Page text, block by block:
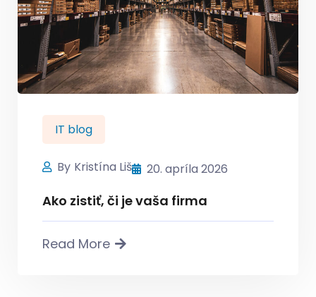
IT blog
By Kristína Liš 20. apríla 2026
Ako zistiť, či je vaša firma
Read More